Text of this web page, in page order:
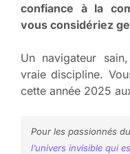
confiance à la
vous considériez
Un navigateur
vraie discipline.
cette année 2025
Pour les passionnés
l’univers invisible qui